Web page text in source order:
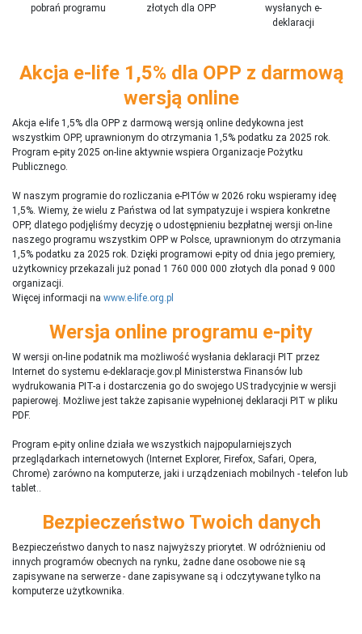
pobrań programu
złotych dla OPP
wysłanych e-
deklaracji
Akcja e-life 1,5% dla OPP z darmową
wersją online
Akcja e-life 1,5% dla OPP z darmową wersją online dedykowna jest
wszystkim OPP, uprawnionym do otrzymania 1,5% podatku za 2025 rok.
Program e-pity 2025 on-line aktywnie wspiera Organizacje Pożytku
Publicznego.
W naszym programie do rozliczania e-PITów w 2026 roku wspieramy ideę
1,5%. Wiemy, że wielu z Państwa od lat sympatyzuje i wspiera konkretne
OPP, dlatego podjęliśmy decyzję o udostępnieniu bezpłatnej wersji on-line
naszego programu wszystkim OPP w Polsce, uprawnionym do otrzymania
1,5% podatku za 2025 rok. Dzięki programowi e-pity od dnia jego premiery,
użytkownicy przekazali już ponad 1 760 000 000 złotych dla ponad 9 000
organizacji.
Więcej informacji na www.e-life.org.pl
Wersja online programu e-pity
W wersji on-line podatnik ma możliwość wysłania deklaracji PIT przez
Internet do systemu e-deklaracje.gov.pl Ministerstwa Finansów lub
wydrukowania PIT-a i dostarczenia go do swojego US tradycyjnie w wersji
papierowej. Możliwe jest także zapisanie wypełnionej deklaracji PIT w pliku
PDF.
Program e-pity online działa we wszystkich najpopularniejszych
przeglądarkach internetowych (Internet Explorer, Firefox, Safari, Opera,
Chrome) zarówno na komputerze, jaki i urządzeniach mobilnych - telefon lub
tablet..
Bezpieczeństwo Twoich danych
Bezpieczeństwo danych to nasz najwyższy priorytet. W odróżnieniu od
innych programów obecnych na rynku, żadne dane osobowe nie są
zapisywane na serwerze - dane zapisywane są i odczytywane tylko na
komputerze użytkownika.